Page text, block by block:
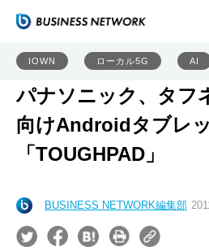
IOWN ローカル5G AI
パナソニック、タフ
向けAndroidタブレ
「TOUGHPAD」
BUSINESS NETWORK編集部